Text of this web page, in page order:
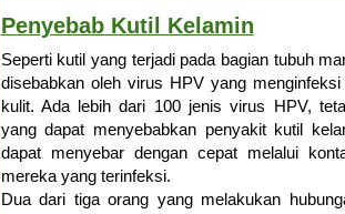
Penyebab Kutil Kelamin
Seperti kutil yang terjadi pada bagian tubuh
disebabkan oleh virus HPV yang
kulit. Ada lebih dari 100 jenis virus HPV,
yang dapat menyebabkan penyakit kutil
dapat menyebar dengan cepat melalui
mereka yang terinfeksi.
Dua dari tiga orang yang melakukan